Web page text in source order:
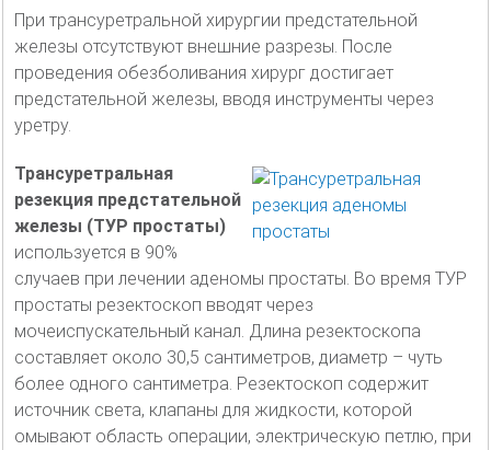
При трансуретральной хирургии предстательной
железы отсутствуют внешние разрезы. После
проведения обезболивания хирург достигает
предстательной железы, вводя инструменты через
уретру.
Трансуретральная
резекция предстательной
железы (ТУР простаты)
используется в 90%
случаев при лечении аденомы простаты. Во время ТУР
простаты резектоскоп вводят через
мочеиспускательный канал. Длина резектоскопа
составляет около 30,5 сантиметров, диаметр – чуть
более одного сантиметра. Резектоскоп содержит
источник света, клапаны для жидкости, которой
омывают область операции, электрическую петлю, при